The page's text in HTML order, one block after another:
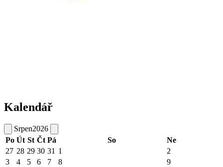
Kalendář
Srpen2026
Po Út St Čt Pá So
Ne
27 28 29 30 31 1
2
3
4 5 6 7 8 9